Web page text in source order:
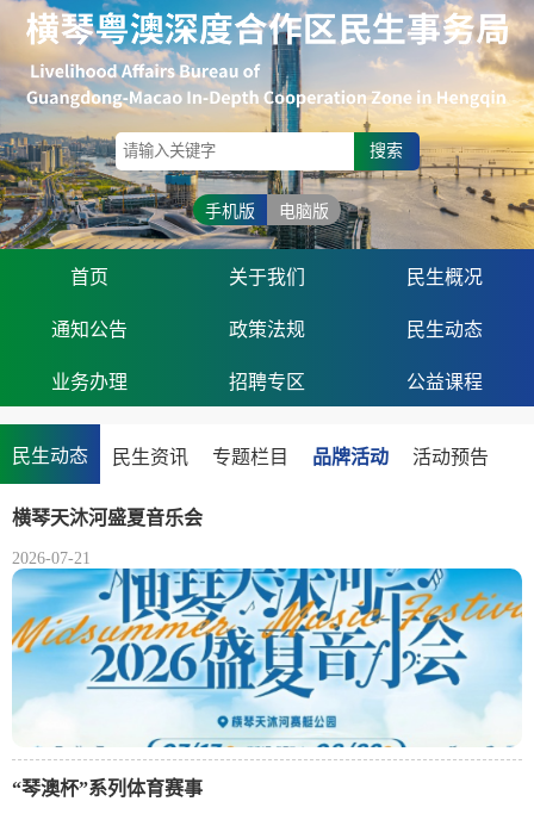
搜索
手机版 电脑版
首页 关于我们 民生概况
通知公告 政策法规 民生动态
业务办理 招聘专区 公益课程
民生动态 民生资讯 专题栏目 品牌活动 活动预告
横琴天沐河盛夏音乐会
2026-07-21
“琴澳杯”系列体育赛事